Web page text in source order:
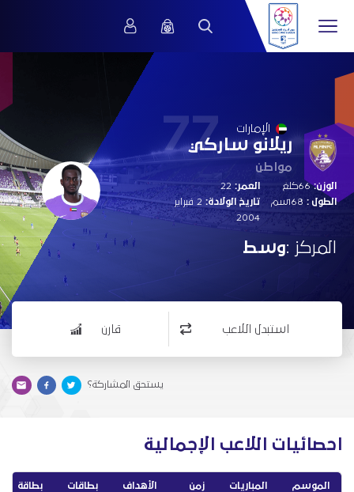
77 الإمارات
ريلانو ساركي
مواطن
الوزن:66كلغ
الطول :
العمر:
تاريخ الولادة:
2 فبراير
2004
المركز :وسط
استبدل اللاعب قارن
يستحق المشاركة؟
احصائيات اللاعب الإجمالية
الموسم المباريات
زمن
الأهداف
بطاقات
بطاقة